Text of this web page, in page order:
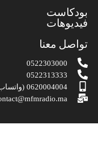
بودكاست
فيديوهات
تواصل معنا
0522303000
0522313333
0620004004 (واتساب)